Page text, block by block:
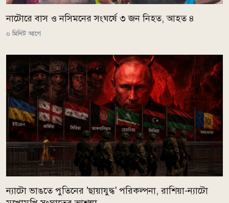
নাটোরে বাস ও নসিমনের সংঘর্ষে ৩ জন নিহত, আহত ৪
০ মিনিট আগে
ন্যাটো ভাঙতে পুতিনের 'ছায়াযুদ্ধ' পরিকল্পনা, রাশিয়া-ন্যাটো